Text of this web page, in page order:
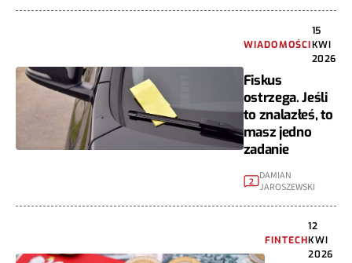
WIADOMOŚCI
15
KWI
2026
Fiskus
ostrzega. Jeśli
to znalazłeś, to
masz jedno
zadanie
2 DAMIAN
JAROSZEWSKI
FINTECH
12
KWI
2026